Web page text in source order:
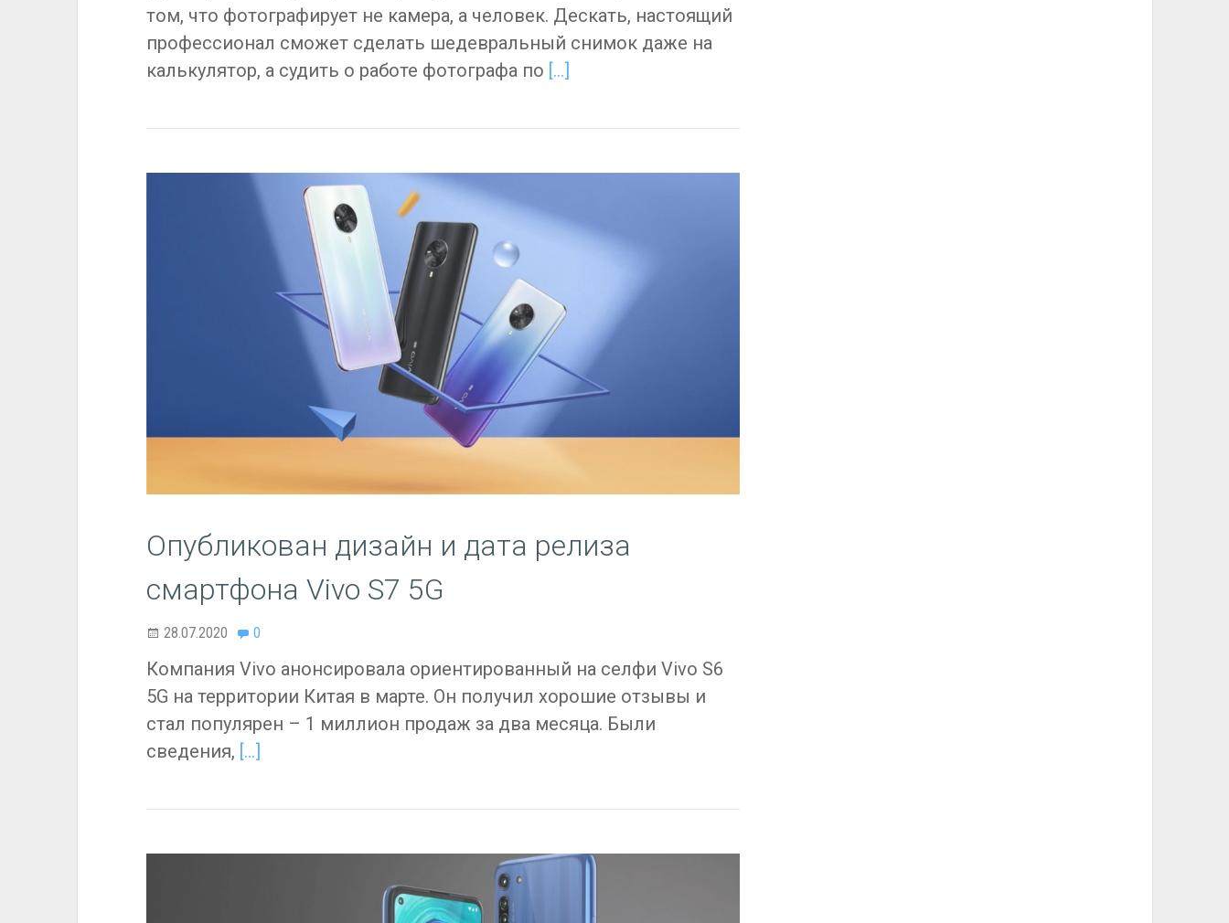
том, что фотографирует не камера, а человек. Дескать, настоящий
профессионал сможет сделать шедевральный снимок даже на
калькулятор, а судить о работе фотографа по […]
Опубликован дизайн и дата релиза
смартфона Vivo S7 5G
28.07.2020 0
Компания Vivo анонсировала ориентированный на селфи Vivo S6
5G на территории Китая в марте. Он получил хорошие отзывы и
стал популярен – 1 миллион продаж за два месяца. Были
сведения, […]